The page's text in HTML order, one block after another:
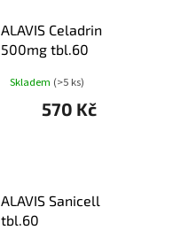
ALAVIS Celadrin
500mg tbl.60
Skladem (>5 ks)
570 Kč
ALAVIS Sanicell
tbl.60